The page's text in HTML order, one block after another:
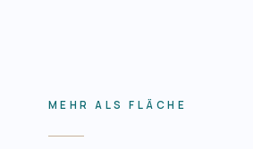
MEHR ALS FLÄCHE